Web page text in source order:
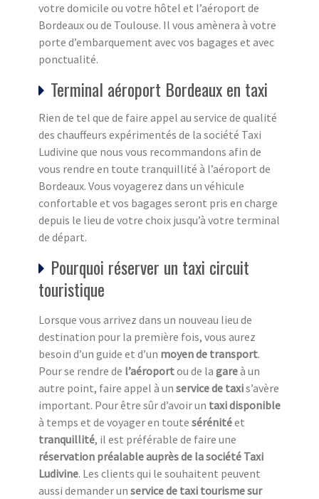
votre domicile ou votre hôtel et l’aéroport de
Bordeaux ou de Toulouse. Il vous amènera à votre
porte d’embarquement avec vos bagages et avec
ponctualité.
Terminal aéroport Bordeaux en taxi
Rien de tel que de faire appel au service de qualité
des chauffeurs expérimentés de la société Taxi
Ludivine que nous vous recommandons afin de
vous rendre en toute tranquillité à l’aéroport de
Bordeaux. Vous voyagerez dans un véhicule
confortable et vos bagages seront pris en charge
depuis le lieu de votre choix jusqu’à votre terminal
de départ.
Pourquoi réserver un taxi circuit
touristique
Lorsque vous arrivez dans un nouveau lieu de
destination pour la première fois, vous aurez
besoin d’un guide et d’un moyen de transport.
Pour se rendre de l’aéroportou de la gareà un
autre point, faire appel à un service de taxis’avère
important. Pour être sûr d’avoir un taxi disponible
à temps et de voyager en toute sérénitéet
tranquillité, il est préférable de faire une
réservation préalable auprès de la société Taxi
Ludivine. Les clients qui le souhaitent peuvent
aussi demander un service de taxi tourisme sur